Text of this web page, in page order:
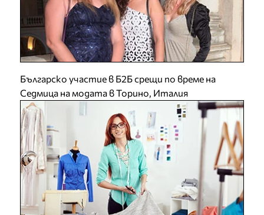
Българско участие в Б2Б срещи по време на
Седмица на модата в Торино, Италия